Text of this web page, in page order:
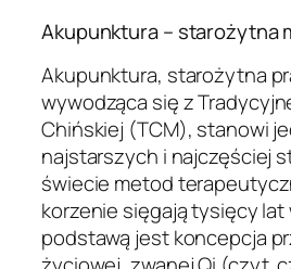
Akupunktura – starożytna
Akupunktura, starożytna
wywodząca się z
Chińskiej (TCM), stanowi
najstarszych i najczęściej
świecie metod
korzenie sięgają tysięcy lat
podstawą jest koncepcja